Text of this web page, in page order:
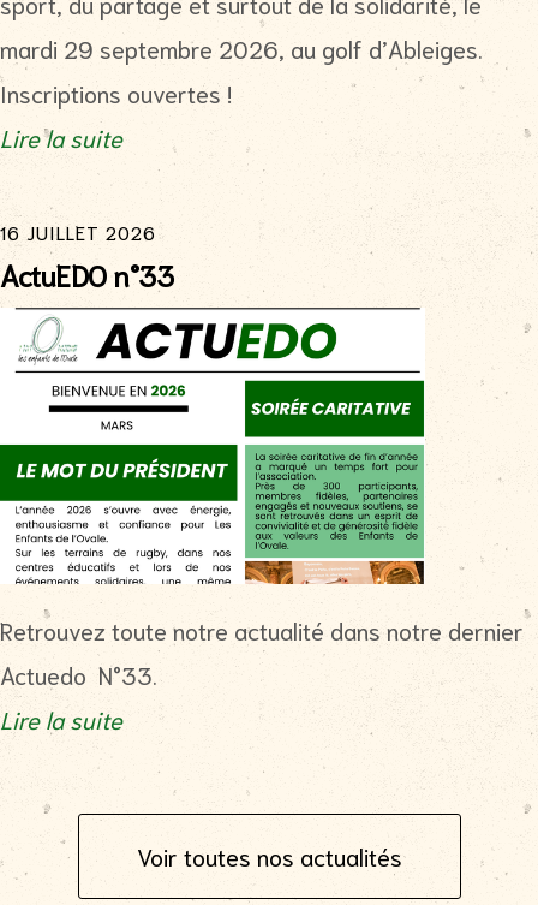
mardi 29 septembre 2026, au golf d’Ableiges.
Inscriptions ouvertes !
Lire la suite
16 JUILLET 2026
ActuEDO n°33
Retrouvez toute notre actualité dans notre dernier
Actuedo N°33.
Lire la suite
Voir toutes nos actualités